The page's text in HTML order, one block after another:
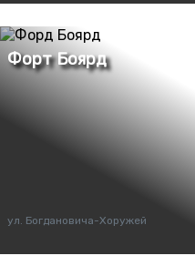
ул. Богдановича-Хоружей